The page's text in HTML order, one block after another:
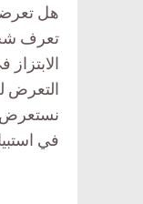
هل
تعرف
التعرض
نستعرض
في